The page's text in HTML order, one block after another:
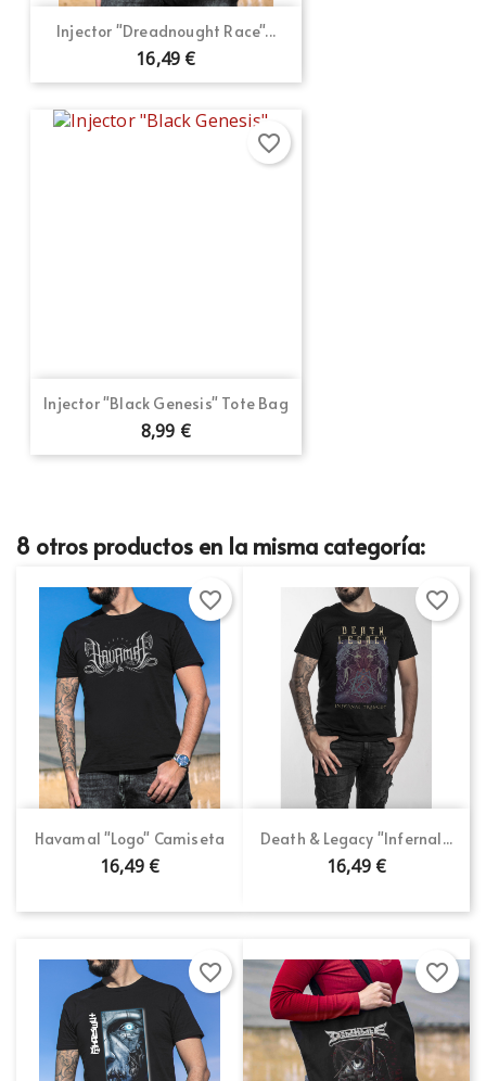
Crear nueva lista
CancelarCancelar
Injector "Dreadnought Race"...
16,49 €
Injector "Black Genesis" Tote Bag
8,99 €
favorite_border
8 otros productos en la misma categoría:
Havamal "Logo" Camiseta
16,49 €
favorite_border
Death & Legacy "Infernal...
16,49 €
favorite_border
favorite_border favorite_border